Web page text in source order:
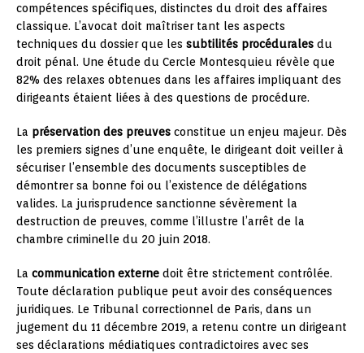
compétences spécifiques, distinctes du droit des affaires
classique. L’avocat doit maîtriser tant les aspects
techniques du dossier que les subtilités procédurales du
droit pénal. Une étude du Cercle Montesquieu révèle que
82% des relaxes obtenues dans les affaires impliquant des
dirigeants étaient liées à des questions de procédure.
La préservation des preuves constitue un enjeu majeur. Dès
les premiers signes d’une enquête, le dirigeant doit veiller à
sécuriser l’ensemble des documents susceptibles de
démontrer sa bonne foi ou l’existence de délégations
valides. La jurisprudence sanctionne sévèrement la
destruction de preuves, comme l’illustre l’arrêt de la
chambre criminelle du 20 juin 2018.
La communication externe doit être strictement contrôlée.
Toute déclaration publique peut avoir des conséquences
juridiques. Le Tribunal correctionnel de Paris, dans un
jugement du 11 décembre 2019, a retenu contre un dirigeant
ses déclarations médiatiques contradictoires avec ses